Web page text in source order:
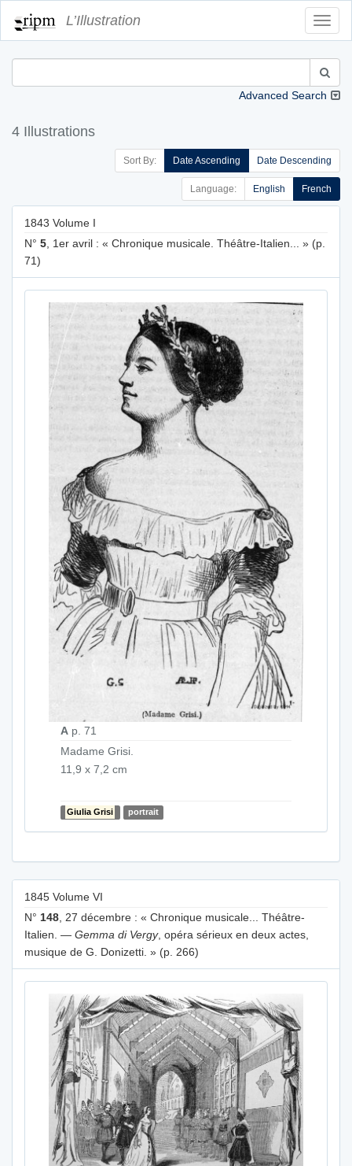
L’Illustration
Advanced Search
4 Illustrations
Sort By: Date Ascending Date Descending
Language: English French
1843 Volume I
N° 5 , 1er avril : « Chronique musicale. Théâtre-Italien... » (p.
71)
A p. 71
Madame Grisi.
11,9 x 7,2 cm
Giulia Grisi portrait
1845 Volume VI
N° 148 , 27 décembre : « Chronique musicale... Théâtre-
Italien. — Gemma di Vergy, opéra sérieux en deux actes,
musique de G. Donizetti. » (p. 266)